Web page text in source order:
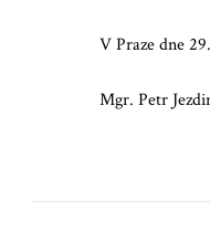
V Praze dne
Mgr. Petr